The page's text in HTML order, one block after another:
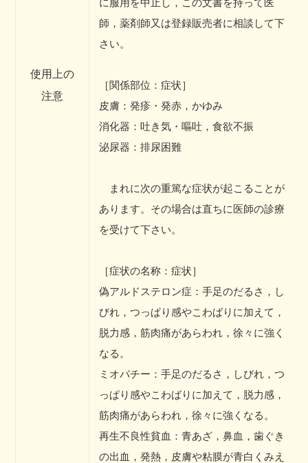
使用上の
注意
師，薬剤師又は登録販売者に相談して下
さい。
［関係部位：症状］
皮膚：発疹・発赤，かゆみ
消化器：吐き気・嘔吐，食欲不振
泌尿器：排尿困難
まれに次の重篤な症状が起こることが
あります。その場合は直ちに医師の診療
を受けて下さい。
［症状の名称：症状］
偽アルドステロン症：手足のだるさ，し
びれ，つっぱり感やこわばりに加えて，
脱力感，筋肉痛があらわれ，徐々に強く
なる。
ミオパチー：手足のだるさ，しびれ，つ
っぱり感やこわばりに加えて，脱力感，
筋肉痛があらわれ，徐々に強くなる。
再生不良性貧血：青あざ，鼻血，歯ぐき
の出血，発熱，皮膚や粘膜が青白くみえ